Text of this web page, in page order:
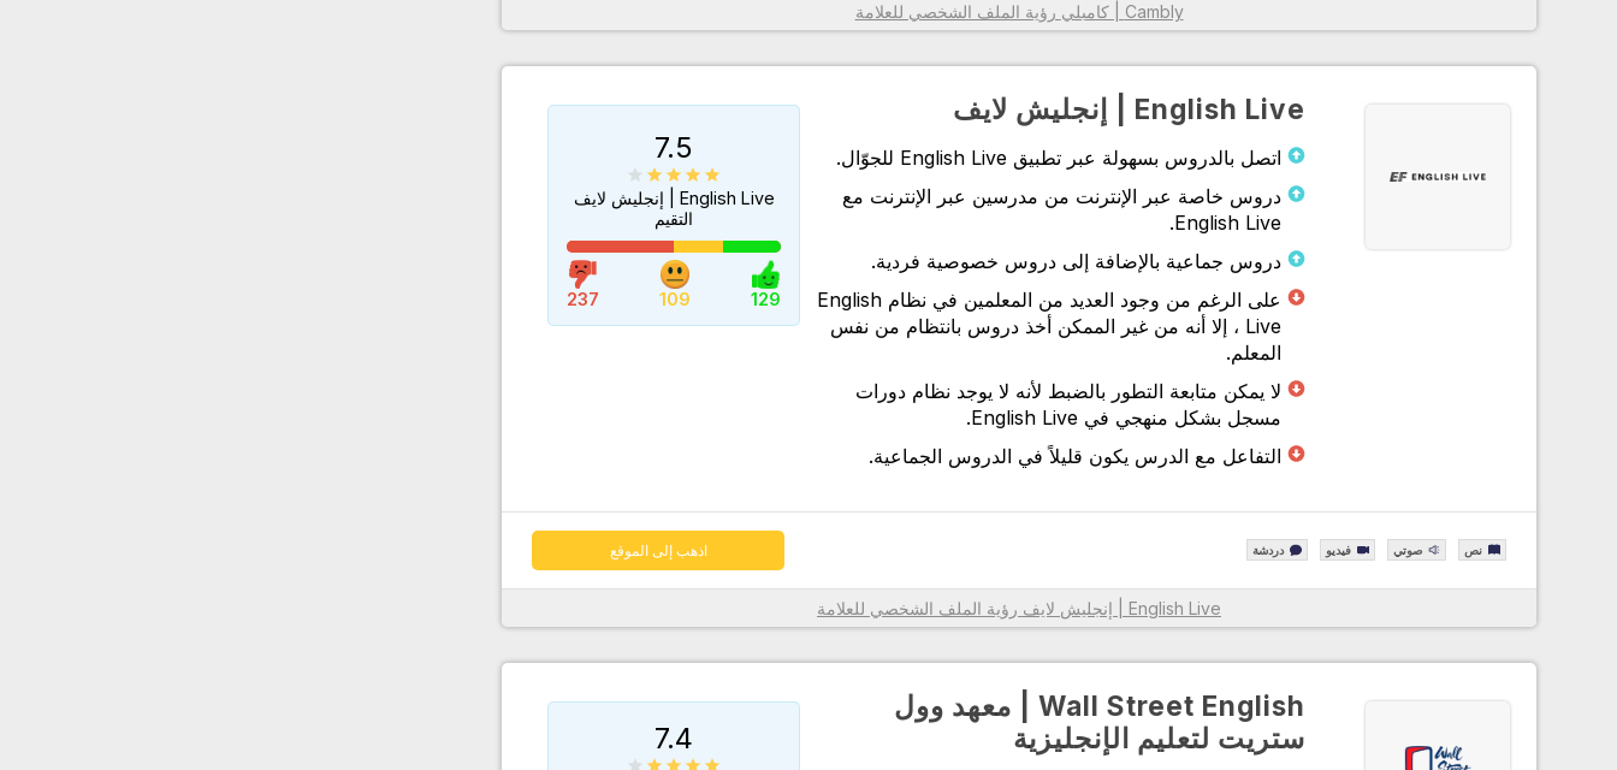
اذهب إلى الموقع
Cambly | كامبلي رؤية الملف الشخصي للعلامة
English Live | إنجليش لايف
اتصل بالدروس بسهولة عبر تطبيق English Live للجوّال.
دروس خاصة عبر الإنترنت من مدرسين عبر الإنترنت مع
English Live.
دروس جماعية بالإضافة إلى دروس خصوصية فردية.
على الرغم من وجود العديد من المعلمين في نظام English
Live ، إلا أنه من غير الممكن أخذ دروس بانتظام من نفس
المعلم.
لا يمكن متابعة التطور بالضبط لأنه لا يوجد نظام دورات
مسجل بشكل منهجي في English Live.
التفاعل مع الدرس يكون قليلاً في الدروس الجماعية.
7.5
English Live | إنجليش لايف
التقيم
129
109
237
نص صوتي فيديو دردشة اذهب إلى الموقع
English Live | إنجليش لايف رؤية الملف الشخصي للعلامة
Wall Street English | معهد وول
ستريت لتعليم الإنجليزية
7.4